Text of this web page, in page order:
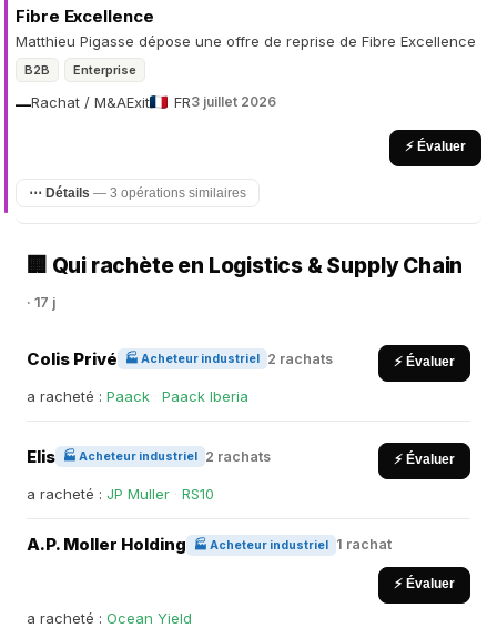
Fibre Excellence
Matthieu Pigasse dépose une offre de reprise de Fibre Excellence
B2B Enterprise
Rachat / M&A
— Exit FR3 juillet 2026
⚡ Évaluer
⋯ Détails — 3 opérations similaires
🏢 Qui rachète en Logistics & Supply Chain
· 17 j
Colis Privé 🏭 Acheteur industriel 2 rachats ⚡ Évaluer
a racheté : Paack Paack Iberia
Elis 🏭 Acheteur industriel 2 rachats ⚡ Évaluer
a racheté : JP Muller RS10
A.P. Moller Holding 🏭 Acheteur industriel 1 rachat
⚡ Évaluer
a racheté : Ocean Yield